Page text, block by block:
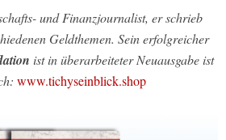
und Finanzjournalist, er schrieb
Geldthemen. Sein erfolgreicher
ist in überarbeiteter Neuausgabe ist
www.tichyseinblick.shop